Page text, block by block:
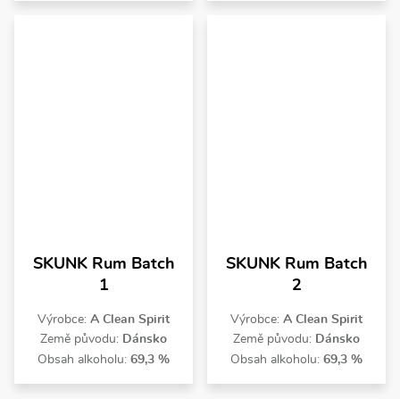
SKUNK Rum Batch
1
Výrobce: A Clean Spirit
Země původu: Dánsko
Obsah alkoholu: 69,3 %
SKUNK Rum Batch
2
Výrobce: A Clean Spirit
Země původu: Dánsko
Obsah alkoholu: 69,3 %